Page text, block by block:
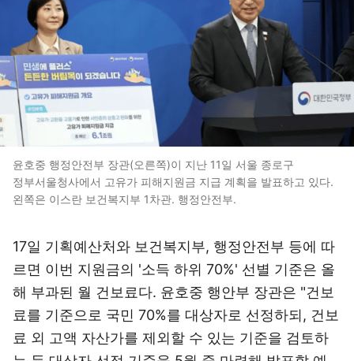
윤호중 행정안전부 장관(오른쪽)이 지난 11일 서울 종로구
정부서울청사에서 고유가 피해지원금 지급 계획을 발표하고 있다.
왼쪽은 이스란 보건복지부 1차관. 행정안전부.
17일 기획예산처와 보건복지부, 행정안전부 등에 따
르면 이번 지원금의 '소득 하위 70%' 선별 기준은 올
해 부과된 월 건보료다. 윤호중 행안부 장관은 "건보
료를 기준으로 국민 70%를 대상자로 선정하되, 건보
료 외 고액 자산가를 제외할 수 있는 기준을 검토하